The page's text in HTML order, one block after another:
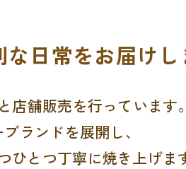
日常をお届けし
舗販売を行っています。
ランドを展開し、
とつ丁寧に焼き上げま